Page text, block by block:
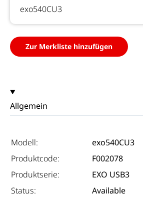
Allgemein
Modell:
exo540CU3
Produktcode:
F002078
Produktserie:
EXO USB3
Status:
Available
exo540CU3
Zur Merkliste hinzufügen